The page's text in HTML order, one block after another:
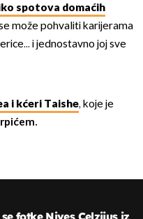
spotova domaćih
može pohvaliti karijerama
i jednostavno joj sve
i kćeri Taishe, koje je